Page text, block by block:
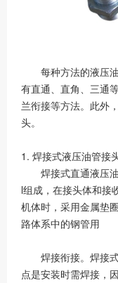
每种方法的液压油
有直通、直角、三通
兰衔接等方法。此外
头。
1. 焊接式液压油管接
焊接式直通液压油
l组成，在接头体和接
机体时，采用金属垫
路体系中的钢管用
焊接衔接。焊接式
点是安装时需焊接，